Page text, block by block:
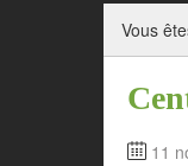
Vous
11